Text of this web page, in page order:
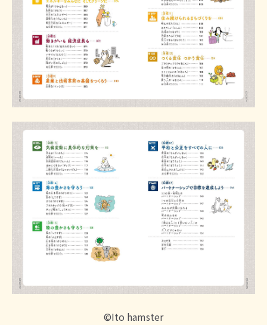
©Ito hamster